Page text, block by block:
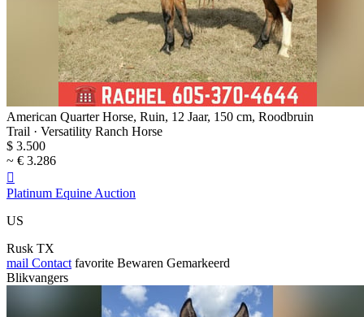
American Quarter Horse, Ruin, 12 Jaar, 150 cm, Roodbruin
Trail · Versatility Ranch Horse
$ 3.500
~ € 3.286

Platinum Equine Auction
US
Rusk TX
mail Contact favorite Bewaren Gemarkeerd
Blikvangers